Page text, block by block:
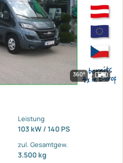
360°
Leistung
103 kW / 140 PS
zul. Gesamtgew.
3.500 kg